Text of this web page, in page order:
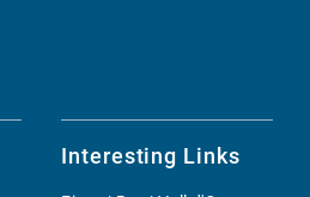
Interesting Links